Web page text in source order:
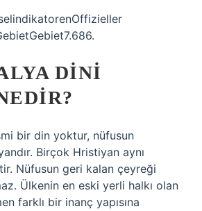
DINI
bir din yoktur, nüfusun
Birçok Hristiyan aynı
Nüfusun geri kalan çeyreği
Ülkenin en eski yerli halkı olan
farklı bir inanç yapısına